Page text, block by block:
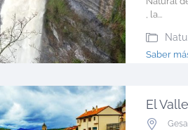
, la...
Saber
El